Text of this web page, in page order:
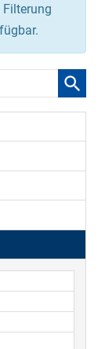
Filterung